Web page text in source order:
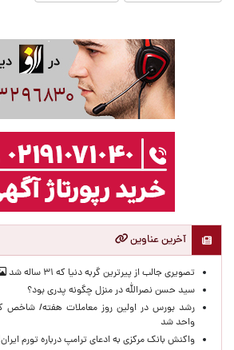
آخرین عناوین
تصویری جالب از پیرترین گربه دنیا که ۳۱ ساله شد
سید حسن نصرالله در منزل چگونه پدری بود؟
واحد شد
واکنش بانک مرکزی به ادعای ترامپ درباره تورم ایران